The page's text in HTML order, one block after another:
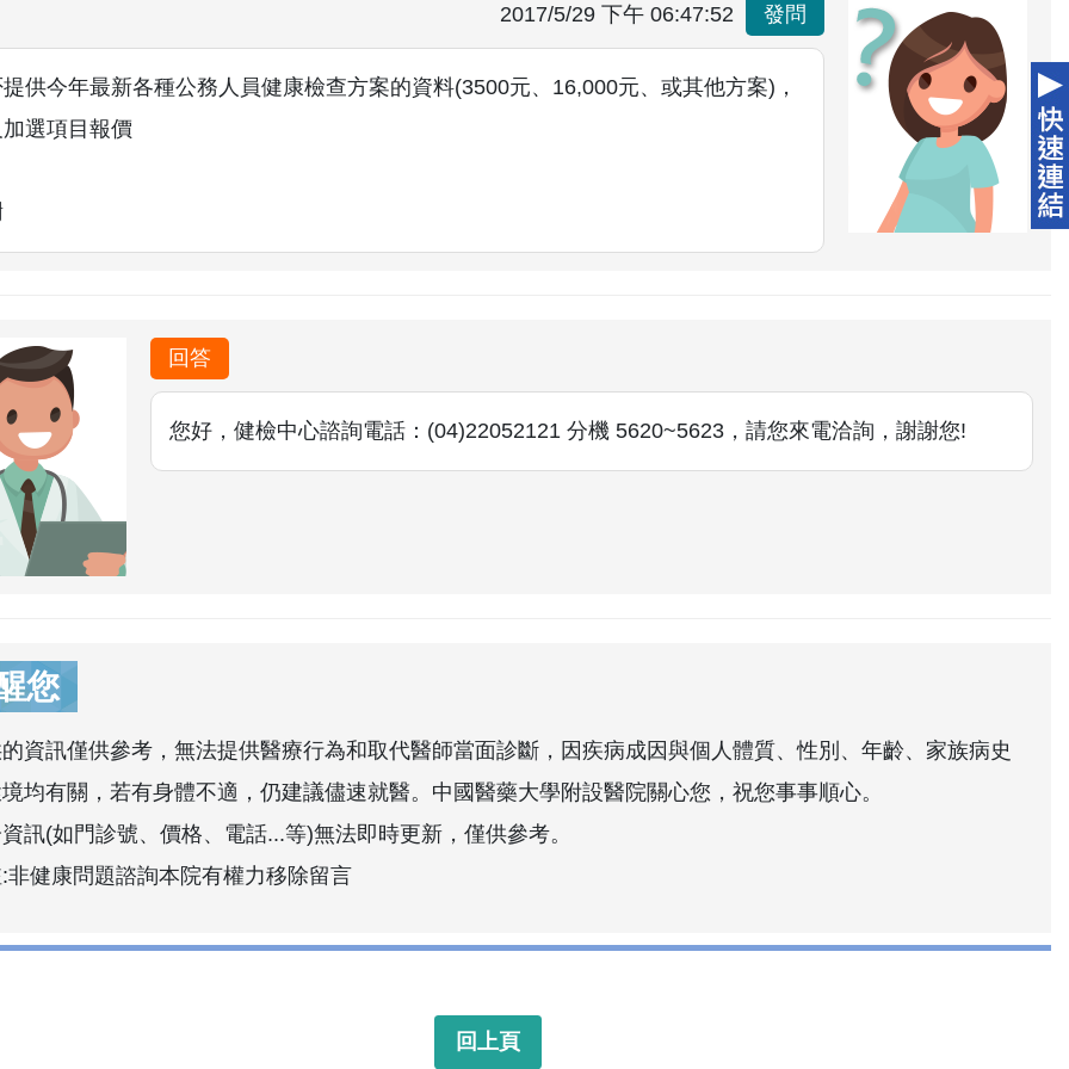
發問
2017/5/29 下午 06:47:52
供今年最新各種公務人員健康檢查方案的資料(3500元、16,000元、或其他方案)，
選項目報價
回答
您好，健檢中心諮詢電話：(04)22052121 分機 5620~5623，請您來電洽詢，謝謝您!
您
資訊僅供參考，無法提供醫療行為和取代醫師當面診斷，因疾病成因與個人體質、性別、年齡、家族病史
均有關，若有身體不適，仍建議儘速就醫。中國醫藥大學附設醫院關心您，祝您事事順心。
訊(如門診號、價格、電話...等)無法即時更新，僅供參考。
非健康問題諮詢本院有權力移除留言
回上頁